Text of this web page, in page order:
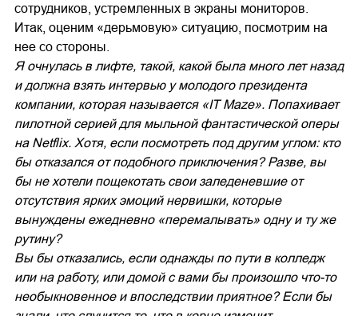
сотрудников, устремленных в экраны мониторов.
Итак, оценим «дерьмовую» ситуацию, посмотрим на
нее со стороны.
Я очнулась в лифте, такой, какой была много лет назад
и должна взять интервью у молодого президента
компании, которая называется «IT Maze». Попахивает
пилотной серией для мыльной фантастической оперы
на Netflix. Хотя, если посмотреть под другим углом: кто
бы отказался от подобного приключения? Разве, вы
бы не хотели пощекотать свои заледеневшие от
отсутствия ярких эмоций нервишки, которые
вынуждены ежедневно «перемалывать» одну и ту же
рутину?
Вы бы отказались, если однажды по пути в колледж
или на работу, или домой с вами бы произошло что-то
необыкновенное и впоследствии приятное? Если бы